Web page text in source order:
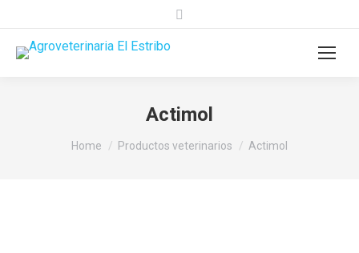
Search:
Actimol
You are here:
Home Productos veterinarios Actimol